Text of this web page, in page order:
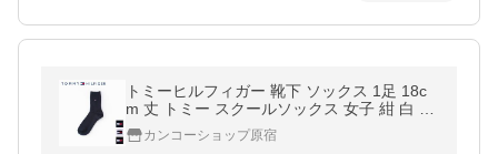
トミーヒルフィガー 靴下 ソックス 1足 18c
m 丈 トミー スクールソックス 女子 紺 白 黒
ワンポイント ブランド 制服 学生 通学 TOM
MY HILFIGER 3481401
カンコーショップ原宿